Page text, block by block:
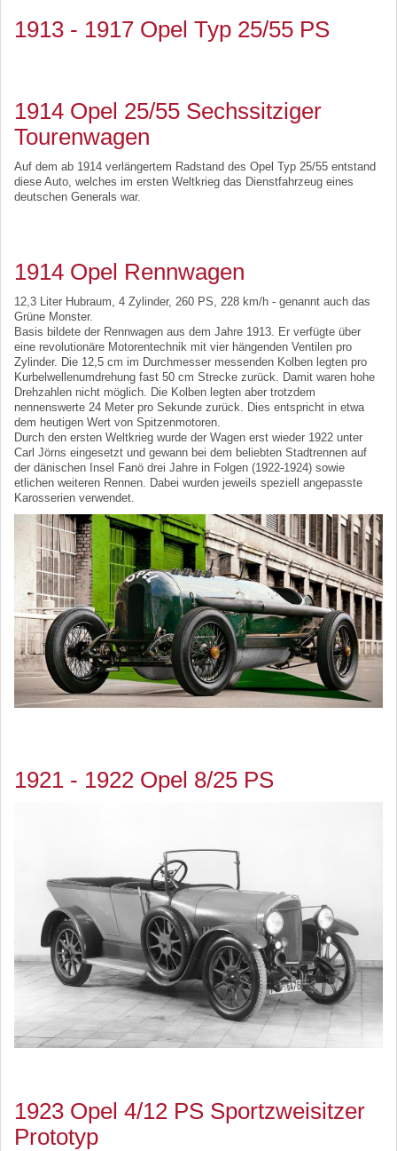
1913 - 1917 Opel Typ 25/55 PS
1914 Opel 25/55 Sechssitziger
Tourenwagen
Auf dem ab 1914 verlängertem Radstand des Opel Typ 25/55 entstand
diese Auto, welches im ersten Weltkrieg das Dienstfahrzeug eines
deutschen Generals war.
1914 Opel Rennwagen
12,3 Liter Hubraum, 4 Zylinder, 260 PS, 228 km/h - genannt auch das
Grüne Monster.
Basis bildete der Rennwagen aus dem Jahre 1913. Er verfügte über
eine revolutionäre Motorentechnik mit vier hängenden Ventilen pro
Zylinder. Die 12,5 cm im Durchmesser messenden Kolben legten pro
Kurbelwellenumdrehung fast 50 cm Strecke zurück. Damit waren hohe
Drehzahlen nicht möglich. Die Kolben legten aber trotzdem
nennenswerte 24 Meter pro Sekunde zurück. Dies entspricht in etwa
dem heutigen Wert von Spitzenmotoren.
Durch den ersten Weltkrieg wurde der Wagen erst wieder 1922 unter
Carl Jörns eingesetzt und gewann bei dem beliebten Stadtrennen auf
der dänischen Insel Fanö drei Jahre in Folgen (1922-1924) sowie
etlichen weiteren Rennen. Dabei wurden jeweils speziell angepasste
Karosserien verwendet.
1921 - 1922 Opel 8/25 PS
1923 Opel 4/12 PS Sportzweisitzer
Prototyp